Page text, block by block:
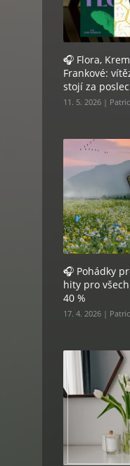
🎧 Flora,
Frankové:
stojí za
11. 5. 2026 |
🎧 Pohádky
hity pro
40 %
17. 4. 2026 |